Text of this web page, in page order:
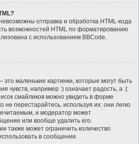
отправка и обработка HTML-кода
возможностей HTML по форматированию
с использованием BBCode.
маленькие картинки, которые могут быть
чувств, например :) означает радость, а :(
смайликов можно увидеть в форме
не перестарайтесь, используя их: они легко
и модератор может
или вообще удалить его.
также может ограничить количество
в сообщении.